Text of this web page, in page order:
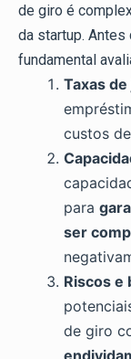
de giro é
da startup.
fundamental
Taxas
custos de
para
ser
Riscos e
de giro